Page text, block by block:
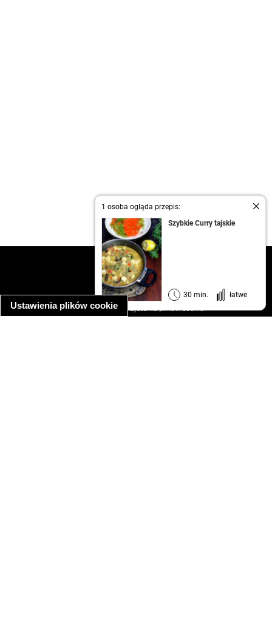
Ustawienia plików cookie
1 osoba ogląda przepis:
Szybkie Curry tajskie
30 min. łatwe
kontakt
regulamin
informacja o prywatności
informacja o wykorzystaniu plików cookie